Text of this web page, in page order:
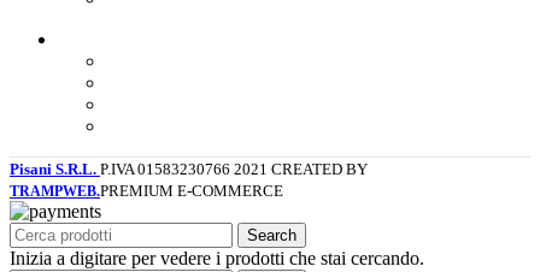
Pisani S.R.L. P.IVA 01583230766 2021 CREATED BY
TRAMPWEB.PREMIUM E-COMMERCE
Search
Inizia a digitare per vedere i prodotti che stai cercando.